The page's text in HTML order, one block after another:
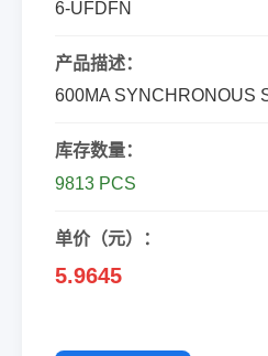
6-UFDFN
产品描述：
600MA SYNCHRONOUS
库存数量：
9813 PCS
单价（元）：
5.9645